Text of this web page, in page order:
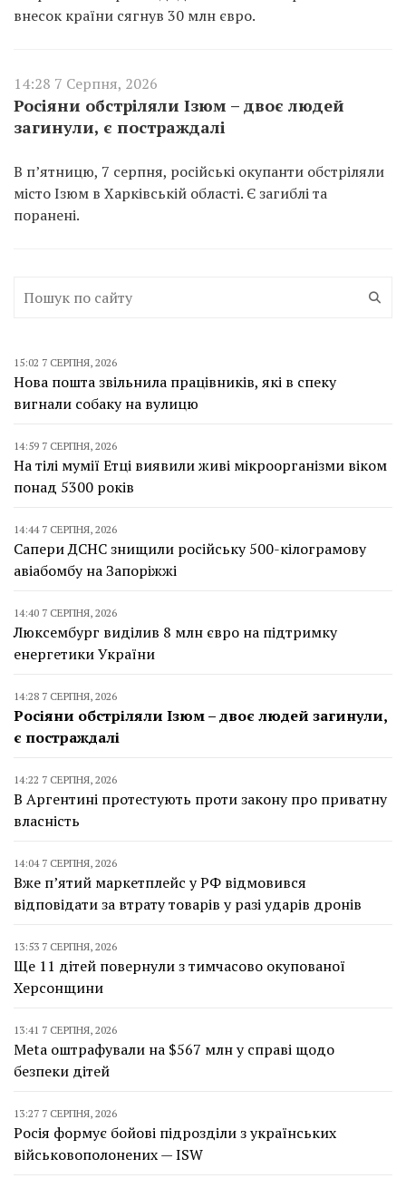
внесок країни сягнув 30 млн євро.
14:28 7 Серпня, 2026
Росіяни обстріляли Ізюм – двоє людей
загинули, є постраждалі
В п’ятницю, 7 серпня, російські окупанти обстріляли
місто Ізюм в Харківській області. Є загиблі та
поранені.
15:02 7 СЕРПНЯ, 2026
Нова пошта звільнила працівників, які в спеку
вигнали собаку на вулицю
14:59 7 СЕРПНЯ, 2026
На тілі мумії Етці виявили живі мікроорганізми віком
понад 5300 років
14:44 7 СЕРПНЯ, 2026
Сапери ДСНС знищили російську 500-кілограмову
авіабомбу на Запоріжжі
14:40 7 СЕРПНЯ, 2026
Люксембург виділив 8 млн євро на підтримку
енергетики України
14:28 7 СЕРПНЯ, 2026
Росіяни обстріляли Ізюм – двоє людей загинули,
є постраждалі
14:22 7 СЕРПНЯ, 2026
В Аргентині протестують проти закону про приватну
власність
14:04 7 СЕРПНЯ, 2026
Вже п’ятий маркетплейс у РФ відмовився
відповідати за втрату товарів у разі ударів дронів
13:53 7 СЕРПНЯ, 2026
Ще 11 дітей повернули з тимчасово окупованої
Херсонщини
13:41 7 СЕРПНЯ, 2026
Meta оштрафували на $567 млн у справі щодо
безпеки дітей
13:27 7 СЕРПНЯ, 2026
Росія формує бойові підрозділи з українських
військовополонених — ISW